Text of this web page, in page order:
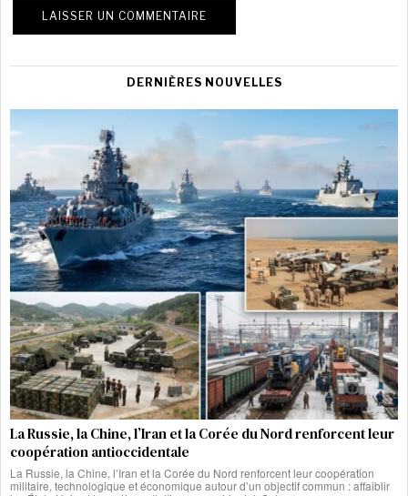
DERNIÈRES NOUVELLES
La Russie, la Chine, l’Iran et la Corée du Nord renforcent leur
coopération antioccidentale
La Russie, la Chine, l’Iran et la Corée du Nord renforcent leur coopération
militaire, technologique et économique autour d’un objectif commun : affaiblir